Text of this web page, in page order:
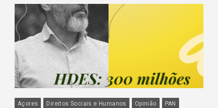
Açores Direitos Sociais e Humanos Opinião
PAN